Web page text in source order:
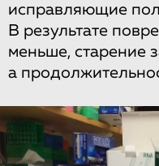
исправляющие
В результате
меньше, старение
а